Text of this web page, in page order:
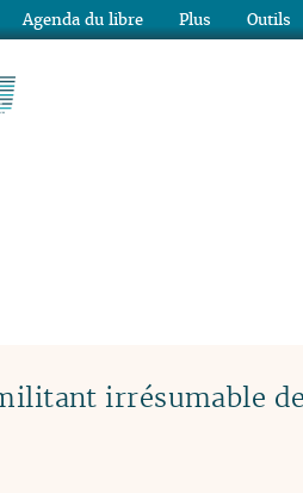
irrésumable
Agenda du libre Plus Outils